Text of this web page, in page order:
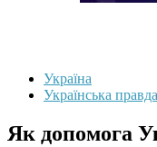
Україна
Українська правда
Як допомога